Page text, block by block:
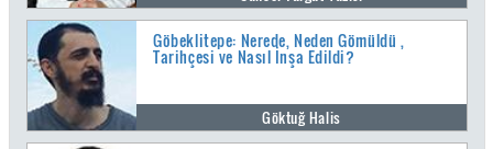
Göbeklitepe: Nerede, Neden Gömüldü ,
Tarihçesi ve Nasıl İnşa Edildi?
Göktuğ Halis